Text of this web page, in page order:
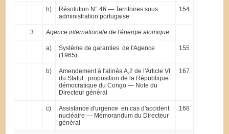
h)
Résolution N° 46 — Territoires sous
administration portugaise
154
3. Agence internationale de l'énergie atomique
a)
Système de garanties de l'Agence
(1965)
155
b)
Amendement à l'alinéa A,2 de l'Article VI
du Statut : proposition de la République
démocratique du Congo — Note du
Directeur général
167
c)
Assistance d'urgence en cas d'accident
nucléaire — Mémorandum du Directeur
général
168